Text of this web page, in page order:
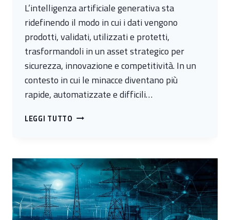
L’intelligenza artificiale generativa sta
ridefinendo il modo in cui i dati vengono
prodotti, validati, utilizzati e protetti,
trasformandoli in un asset strategico per
sicurezza, innovazione e competitività. In un
contesto in cui le minacce diventano più
rapide, automatizzate e difficili…
LEGGI TUTTO DATA
E
DIFESA
DELLA
PROPRIETÀ
INTELLETTUALE